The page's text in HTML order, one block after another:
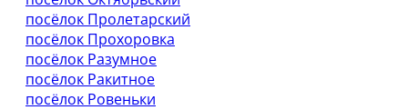
посёлок Пролетарский
посёлок Прохоровка
посёлок Разумное
посёлок Ракитное
посёлок Ровеньки